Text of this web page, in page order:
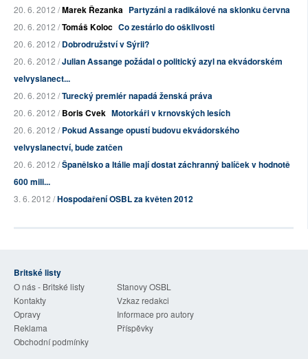
20. 6. 2012 /Marek Řezanka Partyzáni a radikálové na sklonku června
20. 6. 2012 /Tomáš Koloc Co zestárlo do ošklivosti
20. 6. 2012 /Dobrodružství v Sýrii?
20. 6. 2012 /Julian Assange požádal o politický azyl na ekvádorském
velvyslanect...
20. 6. 2012 /Turecký premiér napadá ženská práva
20. 6. 2012 /Boris Cvek Motorkáři v krnovských lesích
20. 6. 2012 /Pokud Assange opustí budovu ekvádorského
velvyslanectví, bude zatčen
20. 6. 2012 /Španělsko a Itálie mají dostat záchranný balíček v hodnotě
600 mili...
3. 6. 2012 /Hospodaření OSBL za květen 2012
Britské listy
O nás - Britské listy
Stanovy OSBL
Kontakty
Vzkaz redakci
Opravy
Informace pro autory
Reklama
Příspěvky
Obchodní podmínky